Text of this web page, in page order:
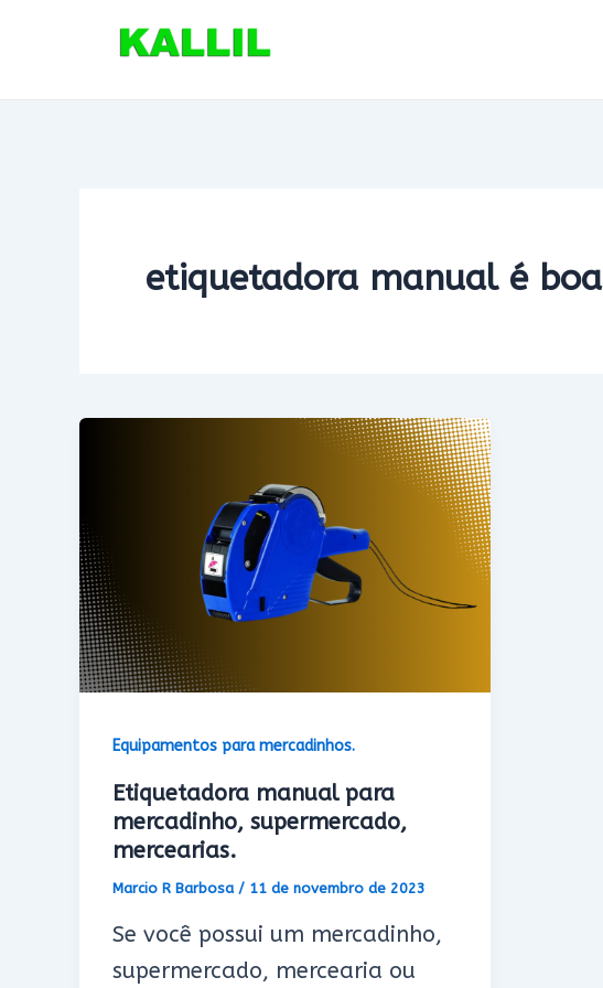
etiquetadora manual é boa
Equipamentos para mercadinhos.
Etiquetadora manual para
mercadinho, supermercado,
mercearias.
Marcio R Barbosa / 11 de novembro de 2023
Se você possui um mercadinho,
supermercado, mercearia ou